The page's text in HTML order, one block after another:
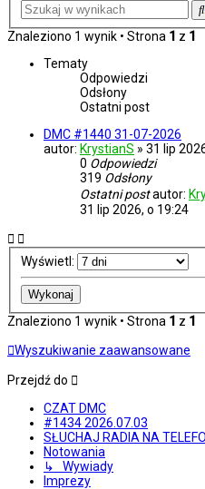
Znaleziono 1 wynik • Strona 1 z 1
Tematy
Odpowiedzi
Odsłony
Ostatni post
DMC #1440 31-07-2026
autor: KrystianS » 31 lip
0 Odpowiedzi
319 Odsłony
Ostatni postautor:
31 lip 2026, o 19:24
Wyświetl:
Znaleziono 1 wynik • Strona 1 z 1
Wyszukiwanie zaawansowane
Przejdź do
CZAT DMC
#1434 2026.07.03
SŁUCHAJ RADIA NA
Notowania
↳ Wywiady
Imprezy